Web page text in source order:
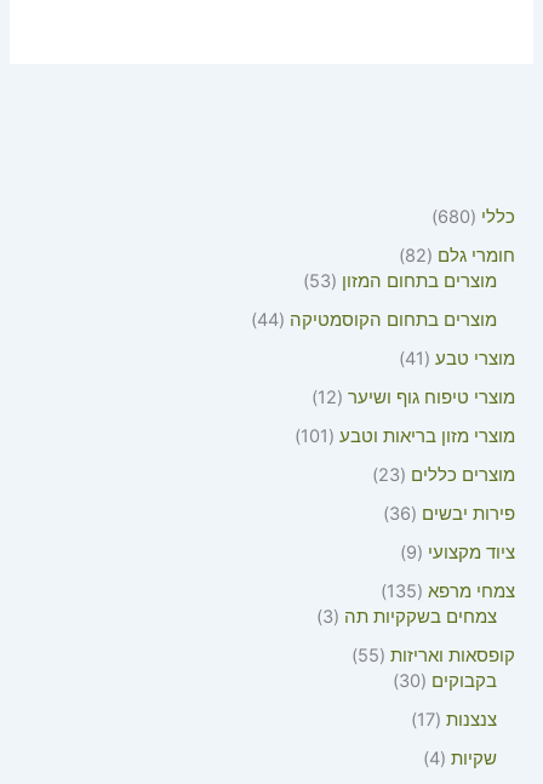
כללי
680
חומרי גלם
82
מוצרים בתחום המזון
53
מוצרים בתחום הקוסמטיקה 44
מוצרי טבע
41
מוצרי טיפוח גוף ושיער 12
מוצרי מזון בריאות וטבע
101
מוצרים כללים
23
פירות יבשים
36
ציוד מקצועי
9
צמחי מרפא 135
צמחים בשקקיות תה
3
קופסאות ואריזות 55
בקבוקים
30
צנצנות 17
שקיות 4